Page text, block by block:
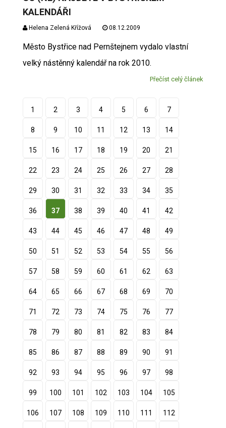
KALENDÁŘI
Helena Zelená Křížová 08.12.2009
Město Bystřice nad Pernštejnem vydalo vlastní
velký nástěnný kalendář na rok 2010.
Přečíst celý článek
1 2 3 4 5 6 7
8 9 10 11 12 13 14
15 16 17 18 19 20 21
22 23 24 25 26 27 28
29 30 31 32 33 34 35
36 37 38 39 40 41 42
43 44 45 46 47 48 49
50 51 52 53 54 55 56
57 58 59 60 61 62 63
64 65 66 67 68 69 70
71 72 73 74 75 76 77
78 79 80 81 82 83 84
85 86 87 88 89 90 91
92 93 94 95 96 97 98
99 100 101 102 103 104 105
106 107 108 109 110 111 112